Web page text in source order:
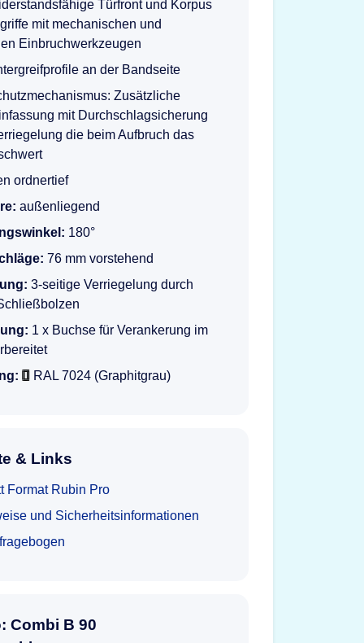
Türfront und Korpus
mit mechanischen und
Einbruchwerkzeugen
an der Bandseite
Zusätzliche
mit Durchschlagsicherung
die beim Aufbruch das
ordnertief
außenliegend
180°
76 mm vorstehend
3-seitige Verriegelung durch
1 x Buchse für Verankerung im
RAL 7024 (Graphitgrau)
& Links
Format Rubin Pro
und Sicherheitsinformationen
Combi B 90